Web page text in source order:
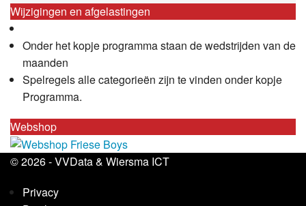
Wijzigingen en afgelastingen
Onder het kopje programma staan de wedstrijden van de
maanden
Spelregels alle categorieën zijn te vinden onder kopje
Programma.
Webshop
© 2026 -VVData& Wiersma ICT
Privacy